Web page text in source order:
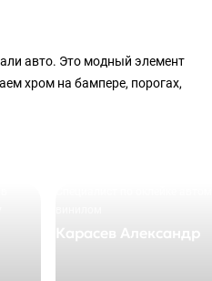
авто. Это модный элемент
хром на бампере, порогах,
Карасев Александр